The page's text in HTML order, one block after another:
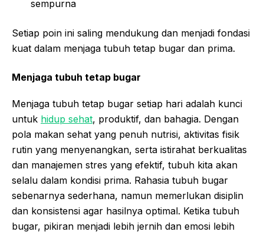
sempurna
Setiap poin ini saling mendukung dan menjadi fondasi
kuat dalam menjaga tubuh tetap bugar dan prima.
Menjaga tubuh tetap bugar
Menjaga tubuh tetap bugar setiap hari adalah kunci
untuk hidup sehat, produktif, dan bahagia. Dengan
pola makan sehat yang penuh nutrisi, aktivitas fisik
rutin yang menyenangkan, serta istirahat berkualitas
dan manajemen stres yang efektif, tubuh kita akan
selalu dalam kondisi prima. Rahasia tubuh bugar
sebenarnya sederhana, namun memerlukan disiplin
dan konsistensi agar hasilnya optimal. Ketika tubuh
bugar, pikiran menjadi lebih jernih dan emosi lebih